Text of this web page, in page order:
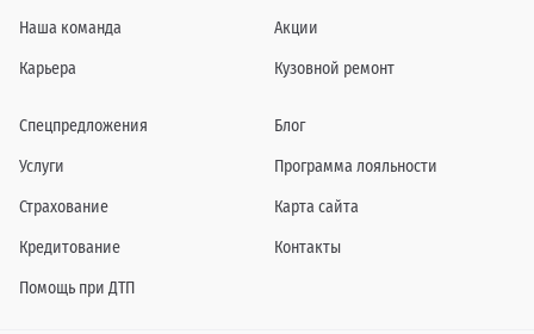
Наша команда
Карьера
Акции
Кузовной ремонт
Спецпредложения
Услуги
Страхование
Кредитование
Помощь при ДТП
Блог
Программа лояльности
Карта сайта
Контакты